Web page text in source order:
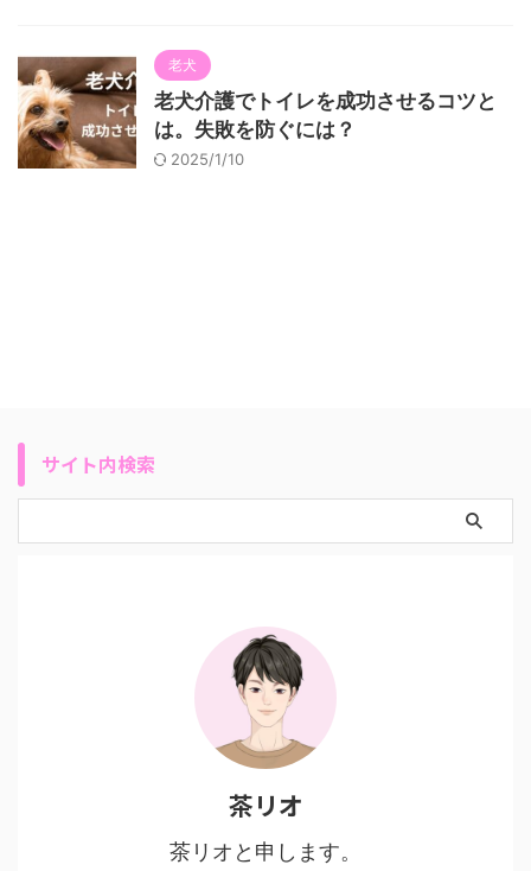
老犬
老犬介護でトイレを成功させるコツと
は。失敗を防ぐには？
2025/1/10
サイト内検索
茶リオ
茶リオと申します。